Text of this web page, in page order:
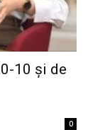
10 și de
0